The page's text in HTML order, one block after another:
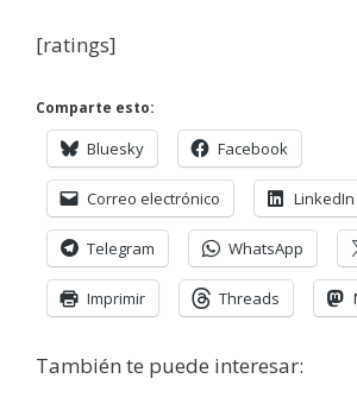
[ratings]
Comparte esto:
Bluesky Facebook
Correo electrónico LinkedIn
Telegram WhatsApp
Imprimir Threads
También te puede interesar: